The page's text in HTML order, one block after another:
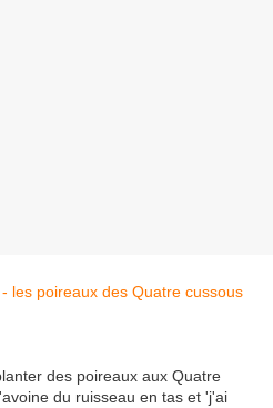
des poireaux aux Quatre
du ruisseau en tas et 'j'ai